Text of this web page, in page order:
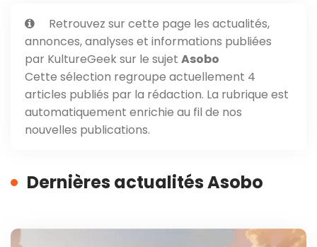
Retrouvez sur cette page les actualités,
annonces, analyses et informations publiées
par KultureGeek sur le sujet Asobo
Cette sélection regroupe actuellement 4
articles publiés par la rédaction. La rubrique est
automatiquement enrichie au fil de nos
nouvelles publications.
Dernières actualités Asobo